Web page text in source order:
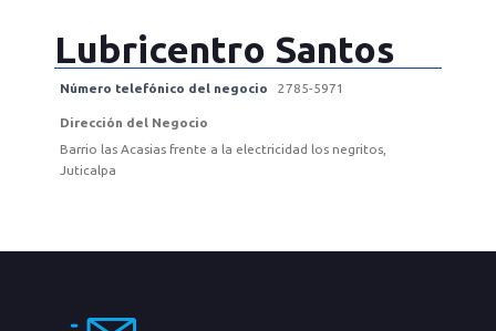
Lubricentro Santos
Número telefónico del negocio 2785-5971
Dirección del Negocio
Barrio las Acasias frente a la electricidad los negritos,
Juticalpa